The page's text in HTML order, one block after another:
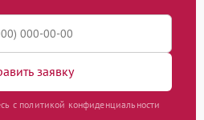
заявку
с политикой конфиденциальности